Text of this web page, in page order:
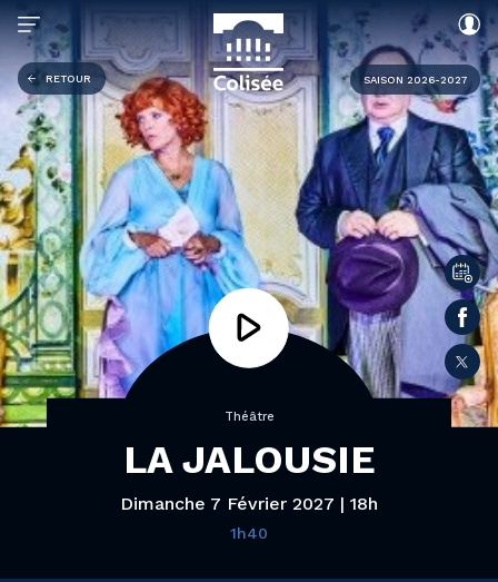
RETOUR SAISON 2026-2027
Théâtre
LA JALOUSIE
Dimanche 7 Février 2027 | 18h
1h40